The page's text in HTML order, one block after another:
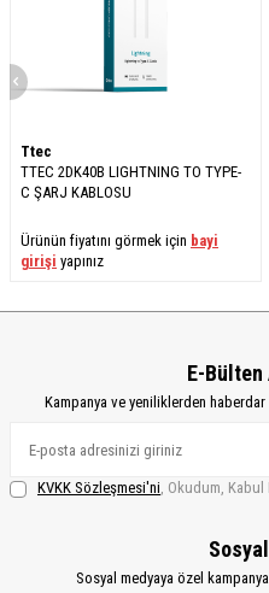
Ttec
TTEC 2DK40B LIGHTNING TO TYPE-
C ŞARJ KABLOSU
Ürünün fiyatını görmek için bayi
girişi yapınız
E-
Kampanya ve yeniliklerden
KVKK Sözleşmesi'ni, Okudum, Kabul
Sosyal medyaya özel